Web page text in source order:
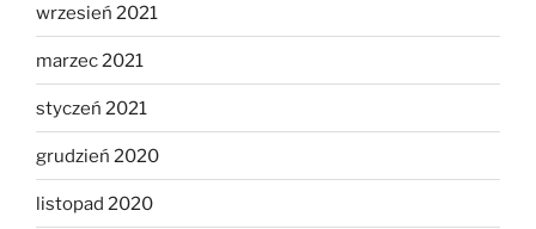
wrzesień 2021
marzec 2021
styczeń 2021
grudzień 2020
listopad 2020